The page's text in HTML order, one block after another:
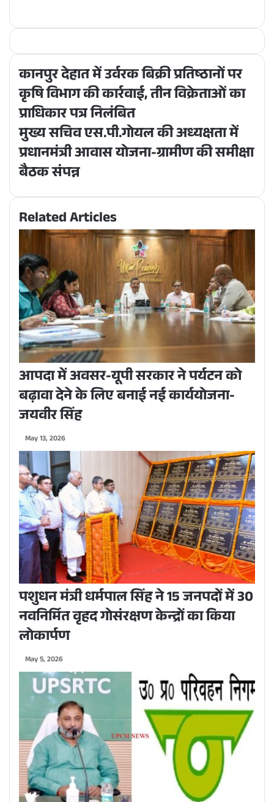
कानपुर देहात में उर्वरक बिक्री प्रतिष्ठानों पर
कृषि विभाग की कार्रवाई, तीन विक्रेताओं का
प्राधिकार पत्र निलंबित
मुख्य सचिव एस.पी.गोयल की अध्यक्षता में
प्रधानमंत्री आवास योजना-ग्रामीण की समीक्षा
बैठक संपन्न
Related Articles
आपदा में अवसर-यूपी सरकार ने पर्यटन को
बढ़ावा देने के लिए बनाई नई कार्ययोजना-
जयवीर सिंह
May 13, 2026
पशुधन मंत्री धर्मपाल सिंह ने 15 जनपदों में 30
नवनिर्मित वृहद गोसंरक्षण केन्द्रों का किया
लोकार्पण
May 5, 2026